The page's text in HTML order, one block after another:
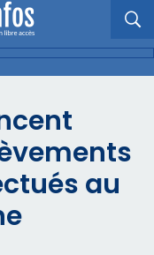
au